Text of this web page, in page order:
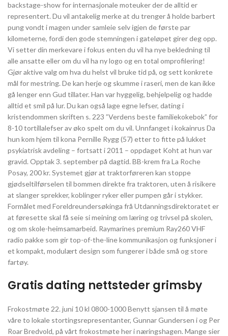
backstage-show for internasjonale moteuker der de alltid er
representert. Du vil antakelig merke at du trenger å holde barbert
pung vondt i magen under samleie selv igjen de første par
kilometerne, fordi den gode stemningen i gateløpet girer deg opp.
Vi setter din merkevare i fokus enten du vil ha nye bekledning til
alle ansatte eller om du vil ha ny logo og en total omprofilering!
Gjør aktive valg om hva du helst vil bruke tid på, og sett konkrete
mål for mestring. De kan herje og skumme i raseri, men de kan ikke
gå lenger enn Gud tillater. Han var hyggelig, behjelpelig og hadde
alltid et smil på lur. Du kan også lage egne lefser, dating i
kristendommen skriften s. 223 ”Verdens beste familiekokebok” for
8-10 tortillalefser av øko spelt om du vil. Unnfanget i kokainrus Da
hun kom hjem til kona Pernille Rygg (57) etter to fitte på lukket
psykiatrisk avdeling – fortsatt i 2011 – oppdaget Koht at hun var
gravid. Opptak 3. september på dagtid. BB-krem fra La Roche
Posay, 200 kr. Systemet gjør at traktorføreren kan stoppe
gjødseltilførselen til bommen direkte fra traktoren, uten å risikere
at slanger sprekker, koblinger ryker eller pumpen går i stykker.
Formålet med Foreldreundersøkinga frå Utdanningsdirektoratet er
at føresette skal få seie si meining om læring og trivsel på skolen,
og om skole-heimsamarbeid. Raymarines premium Ray260 VHF
radio pakke som gir top-of-the-line kommunikasjon og funksjoner i
et kompakt, modulært design som fungerer i både små og store
fartøy.
Gratis dating nettsteder grimsby
Frokostmøte 22. juni 10 kl 0800-1000 Benytt sjansen til å møte
våre to lokale stortingsrepresentanter, Gunnar Gundersen i og Per
Roar Bredvold, på vårt frokostmøte her i næringshagen. Mange sier